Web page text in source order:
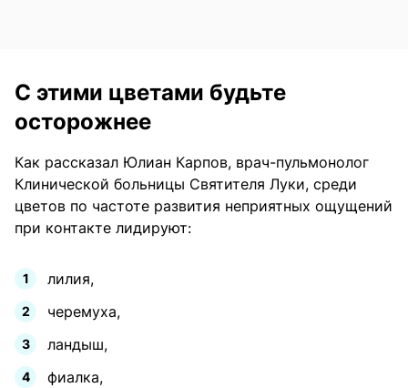
С этими цветами будьте
осторожнее
Как рассказал Юлиан Карпов, врач-пульмонолог
Клинической больницы Святителя Луки, среди
цветов по частоте развития неприятных ощущений
при контакте лидируют:
лилия,
черемуха,
ландыш,
фиалка,